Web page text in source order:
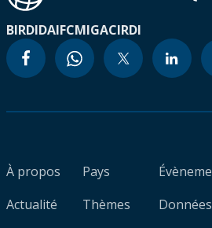
BIRDIDAIFCMIGACIRDI
À propos
Actualité
Pays
Thèmes
Données